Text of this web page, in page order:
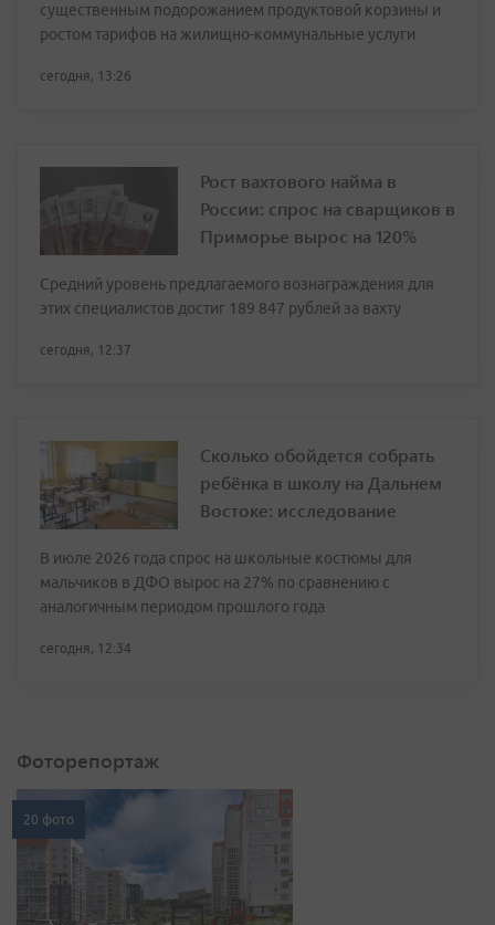
существенным подорожанием продуктовой корзины и
ростом тарифов на жилищно-коммунальные услуги
сегодня, 13:26
Рост вахтового найма в
России: спрос на сварщиков в
Приморье вырос на 120%
Средний уровень предлагаемого вознаграждения для
этих специалистов достиг 189 847 рублей за вахту
сегодня, 12:37
Сколько обойдется собрать
ребёнка в школу на Дальнем
Востоке: исследование
В июле 2026 года спрос на школьные костюмы для
мальчиков в ДФО вырос на 27% по сравнению с
аналогичным периодом прошлого года
сегодня, 12:34
Фоторепортаж
20 фото